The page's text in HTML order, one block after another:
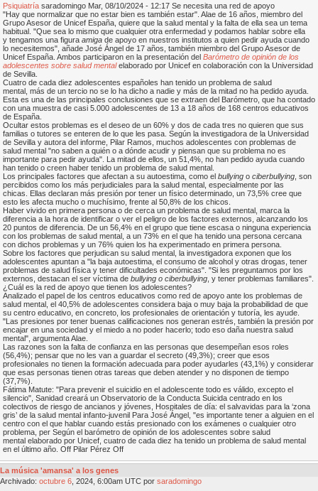
Psiquiatría saradomingo Mar, 08/10/2024 - 12:17 Se necesita una red de apoyo
"Hay que normalizar que no estar bien es también estar". Alae de 16 años, miembro del
Grupo Asesor de Unicef España, quiere que la salud mental y la falta de ella sea un tema
habitual. "Que sea lo mismo que cualquier otra enfermedad y podamos hablar sobre ella
y tengamos una figura amiga de apoyo en nuestros institutos a quien pedir ayuda cuando
lo necesitemos", añade José Ángel de 17 años, también miembro del Grupo Asesor de
Unicef España. Ambos participaron en la presentación del Barómetro de opinión de los
adolescentes sobre salud mentalelaborado por Unicef en colaboración con la Universidad
de Sevilla.
Cuatro de cada diez adolescentes españoles han tenido un problema de salud
mental, más de un tercio no se lo ha dicho a nadie y más de la mitad no ha pedido ayuda.
Esta es una de las principales conclusiones que se extraen del Barómetro, que ha contado
con una muestra de casi 5.000 adolescentes de 13 a 18 años de 168 centros educativos
de España.
Ocultar estos problemas es el deseo de un 60% y dos de cada tres no quieren que sus
familias o tutores se enteren de lo que les pasa. Según la investigadora de la Universidad
de Sevilla y autora del informe, Pilar Ramos, muchos adolescentes con problemas de
salud mental "no saben a quién o a dónde acudir y piensan que su problema no es
importante para pedir ayuda". La mitad de ellos, un 51,4%, no han pedido ayuda cuando
han tenido o creen haber tenido un problema de salud mental.
Los principales factores que afectan a su autoestima, como el bullying o ciberbullying , son
percibidos como los más perjudiciales para la salud mental, especialmente por las
chicas. Ellas declaran más presión por tener un físico determinado, un 73,5% cree que
esto les afecta mucho o muchísimo, frente al 50,8% de los chicos.
Haber vivido en primera persona o de cerca un problema de salud mental, marca la
diferencia a la hora de identificar o ver el peligro de los factores externos, alcanzando los
20 puntos de diferencia. De un 56,4% en el grupo que tiene escasa o ninguna experiencia
con los problemas de salud mental, a un 73% en el que ha tenido una persona cercana
con dichos problemas y un 76% quien los ha experimentado en primera persona.
Sobre los factores que perjudican su salud mental, la investigadora exponen que los
adolescentes apuntan a "la baja autoestima, el consumo de alcohol y otras drogas, tener
problemas de salud física y tener dificultades económicas". "Si les preguntamos por los
externos, destacan el ser víctima de bullying o ciberbullying , y tener problemas familiares".
¿Cuál es la red de apoyo que tienen los adolescentes?
Analizado el papel de los centros educativos como red de apoyo ante los problemas de
salud mental, el 40,5% de adolescentes considera baja o muy baja la probabilidad de que
su centro educativo, en concreto, los profesionales de orientación y tutoría, les ayude.
"Las presiones por tener buenas calificaciones nos generan estrés, también la presión por
encajar en una sociedad y el miedo a no poder hacerlo; todo eso daña nuestra salud
mental", argumenta Alae.
Las razones son la falta de confianza en las personas que desempeñan esos roles
(56,4%); pensar que no les van a guardar el secreto (49,3%); creer que esos
profesionales no tienen la formación adecuada para poder ayudarles (43,1%) y considerar
que esas personas tienen otras tareas que deben atender y no disponen de tiempo
(37,7%).
Fátima Matute: "Para prevenir el suicidio en el adolescente todo es válido, excepto el
silencio", Sanidad creará un Observatorio de la Conducta Suicida centrado en los
colectivos de riesgo de ancianos y jóvenes, Hospitales de día: el salvavidas para la ‘zona
gris’ de la salud mental infanto-juvenil Para José Ángel, "es importante tener a alguien en el
centro con el que hablar cuando estás presionado con los exámenes o cualquier otro
problema, per Según el barómetro de opinión de los adolescentes sobre salud
mental elaborado por Unicef, cuatro de cada diez ha tenido un problema de salud mental
en el último año. Off Pilar Pérez Off
La música 'amansa' a los genes
Archivado: octubre 6 , 2024, 6:00am UTC por saradomingo